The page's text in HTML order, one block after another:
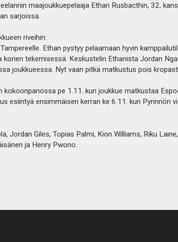
maajoukkuepelaaja Ethan Rusbacthin, 32,
sarjoissa.
riveihin:
Ethan pystyy pelaamaan hyvin
tekemisessä. Keskustelin Ethanista Jordan
joukkueessa. Nyt vaan pitkä matkustus pois
kokoonpanossa pe 1.11. kun joukkue matkustaa
esiintyä ensimmäisen kerran ke 6.11. kun Pyrinnön
Jordan Giles, Topias Palmi, Kion Williams, Riku
ja Henry Pwono.